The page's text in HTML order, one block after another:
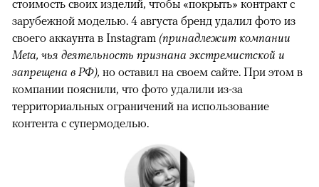
стоимость своих изделий, чтобы «покрыть» контракт с
зарубежной моделью. 4 августа бренд удалил фото из
своего аккаунта в Instagram (принадлежит компании
Meta, чья деятельность признана экстремистской и
запрещена в РФ), но оставил на своем сайте. При этом в
компании пояснили, что фото удалили из-за
территориальных ограничений на использование
контента с супермоделью.